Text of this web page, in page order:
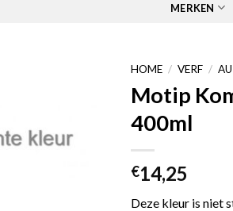
MERKEN
HOME / VERF /
Motip
400ml
€14,25
Deze kleur is niet